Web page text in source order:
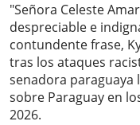
"Señora Celeste
despreciable e
contundente frase,
tras los ataques
senadora paraguaya
sobre Paraguay en
2026.